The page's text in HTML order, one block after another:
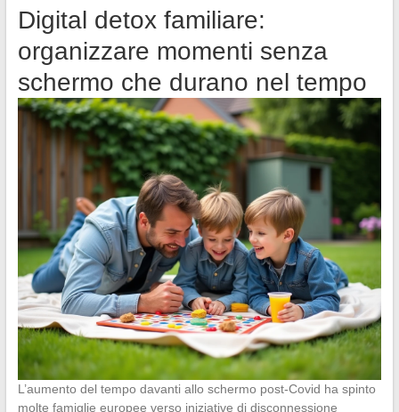
Digital detox familiare:
organizzare momenti senza
schermo che durano nel tempo
L’aumento del tempo davanti allo schermo post-Covid ha spinto
molte famiglie europee verso iniziative di disconnessione